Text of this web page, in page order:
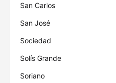
San Carlos
San José
Sociedad
Solís Grande
Soriano